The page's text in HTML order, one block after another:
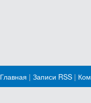
Главная | Записи RSS |